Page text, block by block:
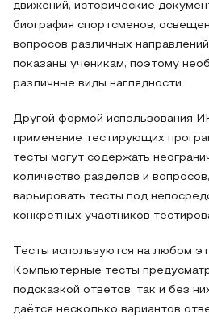
движений, исторические
биография спортсменов,
вопросов различных
показаны ученикам, поэтому
различные виды наглядности.
Другой формой использования
применение тестирующих
тесты могут содержать
количество разделов и
варьировать тесты под
конкретных участников
Тесты используются на любом
Компьютерные тесты
подсказкой ответов, так и без
даётся несколько вариантов